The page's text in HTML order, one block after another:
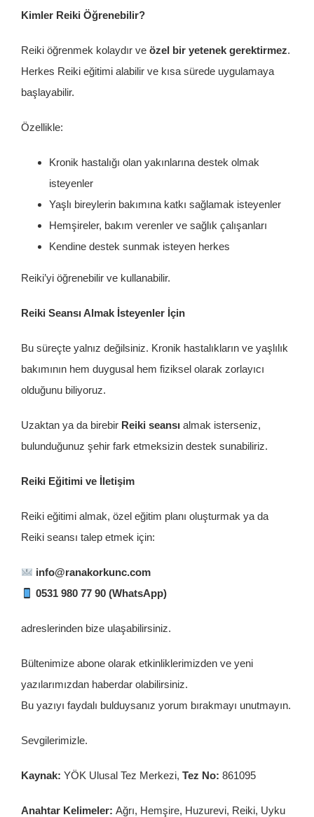
Kimler Reiki Öğrenebilir?
Reiki öğrenmek kolaydır ve özel bir yetenek gerektirmez.
Herkes Reiki eğitimi alabilir ve kısa sürede uygulamaya
başlayabilir.
Özellikle:
Kronik hastalığı olan yakınlarına destek olmak
isteyenler
Yaşlı bireylerin bakımına katkı sağlamak isteyenler
Hemşireler, bakım verenler ve sağlık çalışanları
Kendine destek sunmak isteyen herkes
Reiki’yi öğrenebilir ve kullanabilir.
Reiki Seansı Almak İsteyenler İçin
Bu süreçte yalnız değilsiniz. Kronik hastalıkların ve yaşlılık
bakımının hem duygusal hem fiziksel olarak zorlayıcı
olduğunu biliyoruz.
Uzaktan ya da birebir Reiki seansı almak isterseniz,
bulunduğunuz şehir fark etmeksizin destek sunabiliriz.
Reiki Eğitimi ve İletişim
Reiki eğitimi almak, özel eğitim planı oluşturmak ya da
Reiki seansı talep etmek için:
info@ranakorkunc.com
0531 980 77 90 (WhatsApp)
adreslerinden bize ulaşabilirsiniz.
Bültenimize abone olarak etkinliklerimizden ve yeni
yazılarımızdan haberdar olabilirsiniz.
Bu yazıyı faydalı bulduysanız yorum bırakmayı unutmayın.
Sevgilerimizle.
Kaynak: YÖK Ulusal Tez Merkezi, Tez No: 861095
Anahtar Kelimeler: Ağrı, Hemşire, Huzurevi, Reiki, Uyku